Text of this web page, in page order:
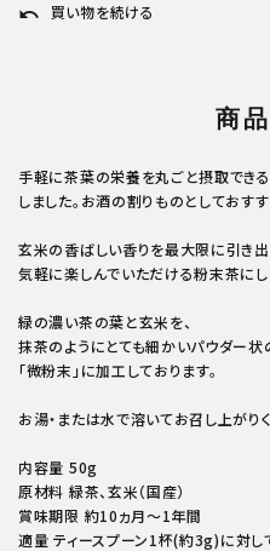
undo 買い物を続ける
商
手軽に茶葉の栄養を丸ごと摂取でき
しました。お酒の割りものとしておすす
玄米の香ばしい香りを最大限に引き出
気軽に楽しんでいただける粉末茶にし
緑の濃い茶の葉と玄米を、
抹茶のようにとても細かいパウダー状
「微粉末」に加工しております。
お湯・または水で溶いてお召し上がり
内容量 50g
原材料 緑茶、玄米（国産）
賞味期限 約10ヵ月～1年間
適量 ティースプーン1杯(約3g)に対